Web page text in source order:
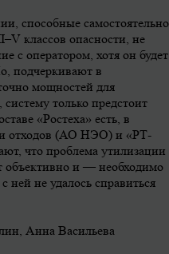
способные самостоятельно
классов опасности, не
с оператором, хотя он будет
подчеркивают в
мощностей для
только предстоит
«Ростеха» есть, в
отходов (АО НЭО) и «РТ-
что проблема утилизации
объективно и — необходимо
ней не удалось справиться
Анна Васильева